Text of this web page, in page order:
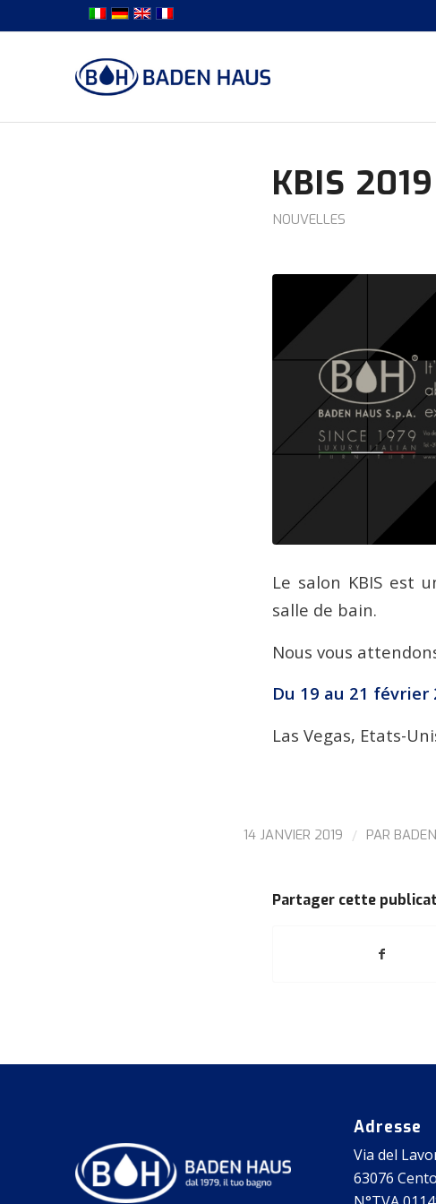
KBIS 2019
NOUVELLES
Le salon KBIS est
salle de bain.
Nous vous
Du 19 au 21 février
Las Vegas, Etats-
14 JANVIER 2019 / PAR
Partager cette
Adresse
Via del
63076